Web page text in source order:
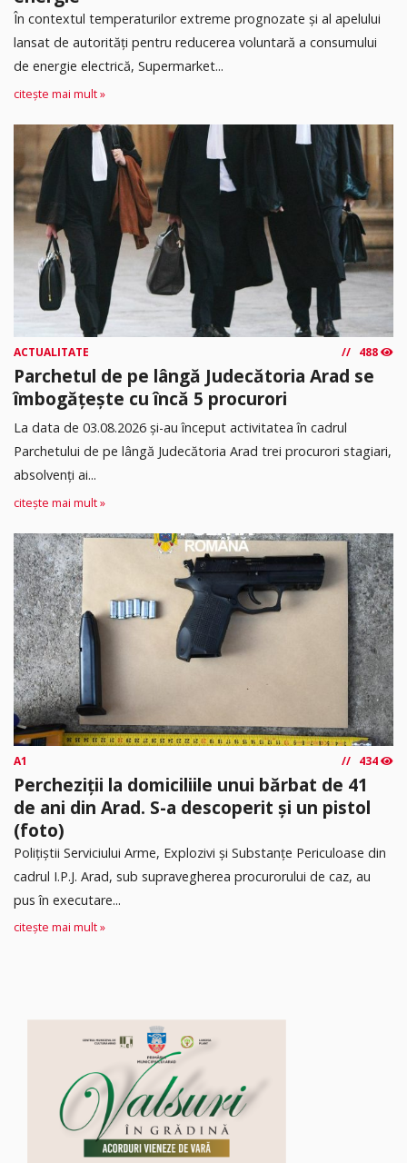
În contextul temperaturilor extreme prognozate și al apelului
lansat de autorități pentru reducerea voluntară a consumului
de energie electrică, Supermarket...
citește mai mult »
ACTUALITATE 488
Parchetul de pe lângă Judecătoria Arad se
îmbogățește cu încă 5 procurori
La data de 03.08.2026 şi-au început activitatea în cadrul
Parchetului de pe lângă Judecătoria Arad trei procurori stagiari,
absolvenţi ai...
citește mai mult »
A1 434
Percheziții la domiciliile unui bărbat de 41
de ani din Arad. S-a descoperit și un pistol
(foto)
Polițiștii Serviciului Arme, Explozivi și Substanțe Periculoase din
cadrul I.P.J. Arad, sub supravegherea procurorului de caz, au
pus în executare...
citește mai mult »